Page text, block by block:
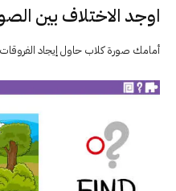
اوجد الاختلاف بين
أمامك صورة كلاب حاول إيجاد